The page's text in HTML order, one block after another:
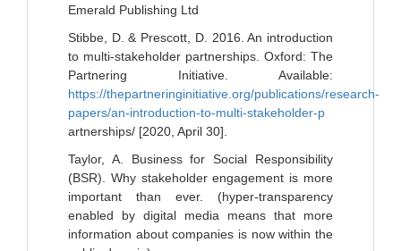
Emerald Publishing Ltd
Stibbe, D. & Prescott, D. 2016. An introduction
to multi-stakeholder partnerships. Oxford: The
Partnering Initiative. Available:
https://thepartneringinitiative.org/publications/research-
papers/an-introduction-to-multi-stakeholder-p
artnerships/ [2020, April 30].
Taylor, A. Business for Social Responsibility
(BSR). Why stakeholder engagement is more
important than ever. (hyper-transparency
enabled by digital media means that more
information about companies is now within the